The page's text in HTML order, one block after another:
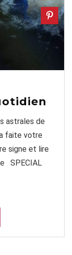
astrales de
faite votre
signe et lire
SPECIAL